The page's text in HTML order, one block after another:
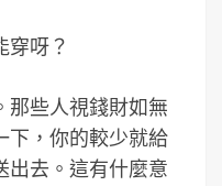
穿呀？
那些人視錢財如無
下，你的較少就給
出去。這有什麼意